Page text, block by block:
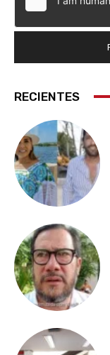
RECIENTES